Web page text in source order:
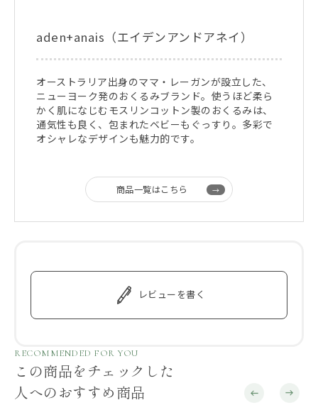
aden+anais（エイデンアンドアネイ）
オーストラリア出身のママ・レーガンが設立した、
ニューヨーク発のおくるみブランド。使うほど柔ら
かく肌になじむモスリンコットン製のおくるみは、
通気性も良く、包まれたベビーもぐっすり。多彩で
オシャレなデザインも魅力的です。
商品一覧はこちら
レビューを書く
RECOMMENDED FOR YOU
この商品をチェックした
人へのおすすめ商品